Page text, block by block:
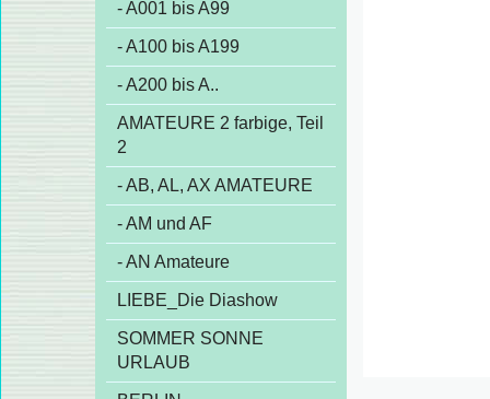
- A001 bis A99
- A100 bis A199
- A200 bis A..
AMATEURE 2 farbige, Teil
2
- AB, AL, AX AMATEURE
- AM und AF
- AN Amateure
LIEBE_Die Diashow
SOMMER SONNE
URLAUB